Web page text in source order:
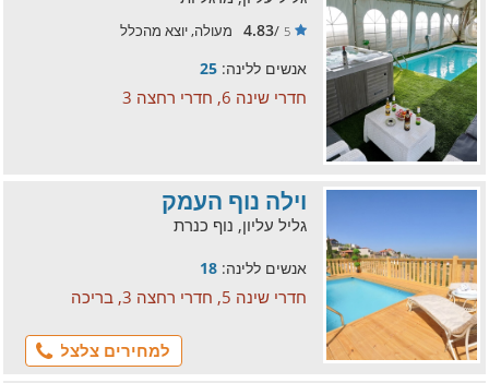
5
/
4.83 מעולה, יוצא מהכלל
אנשים ללינה: 25
חדרי שינה 6, חדרי רחצה 3
וילה נוף העמק
גליל עליון, נוף כנרת
אנשים ללינה: 18
חדרי שינה 5, חדרי רחצה 3, בריכה
למחירים צלצל